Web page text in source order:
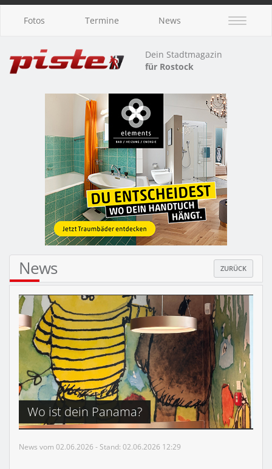
Fotos Termine News
Dein Stadtmagazin
für Rostock
News ZURÜCK
Wo ist dein Panama?
News vom 02.06.2026 - Stand: 02.06.2026 12:29